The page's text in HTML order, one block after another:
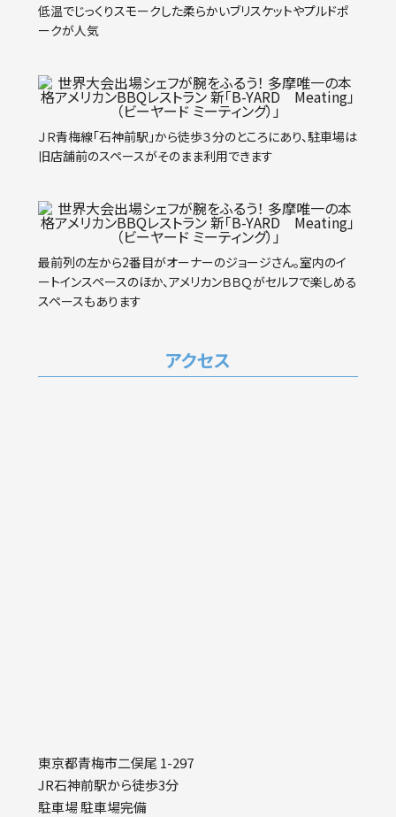
低温でじっくりスモークした柔らかいブリスケットやプルドポ
ークが人気
ＪＲ青梅線「石神前駅」から徒歩３分のところにあり、駐車場は
旧店舗前のスペースがそのまま利用できます
最前列の左から2番目がオーナーのジョージさん。室内のイ
ートインスペースのほか、アメリカンＢＢＱがセルフで楽しめる
スペースもあります
アクセス
東京都青梅市二俣尾 1-297
JR石神前駅から徒歩3分
駐車場 駐車場完備